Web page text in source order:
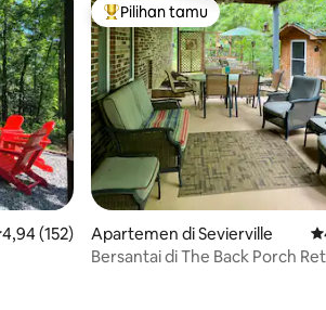
rata-rata 4,94 dari 5, 152 ulasan
4,94 (152)
Pilihan tamu terpopuler
Pilihan tamu
Apartemen di Sevierville
Bersantai di The Back Porch